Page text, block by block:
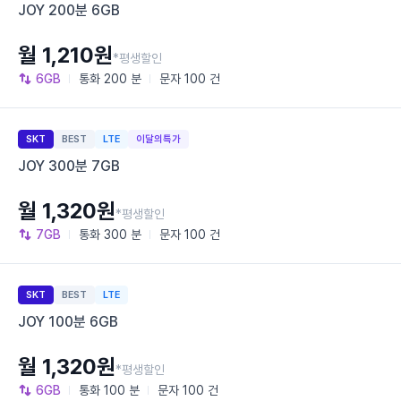
JOY 200분 6GB
6GB 통화 200 분 문자 100 건
월 1,210원*평생할인
SKT BEST LTE 이달의특가
JOY 300분 7GB
7GB 통화 300 분 문자 100 건
월 1,320원*평생할인
SKT BEST LTE
JOY 100분 6GB
6GB 통화 100 분 문자 100 건
월 1,320원*평생할인